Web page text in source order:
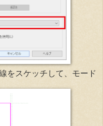
をスケッチして、モード